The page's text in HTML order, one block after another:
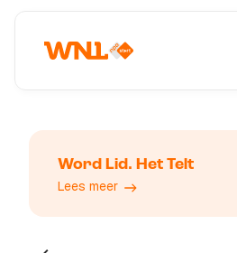
Word Lid. Het Telt
Lees meer